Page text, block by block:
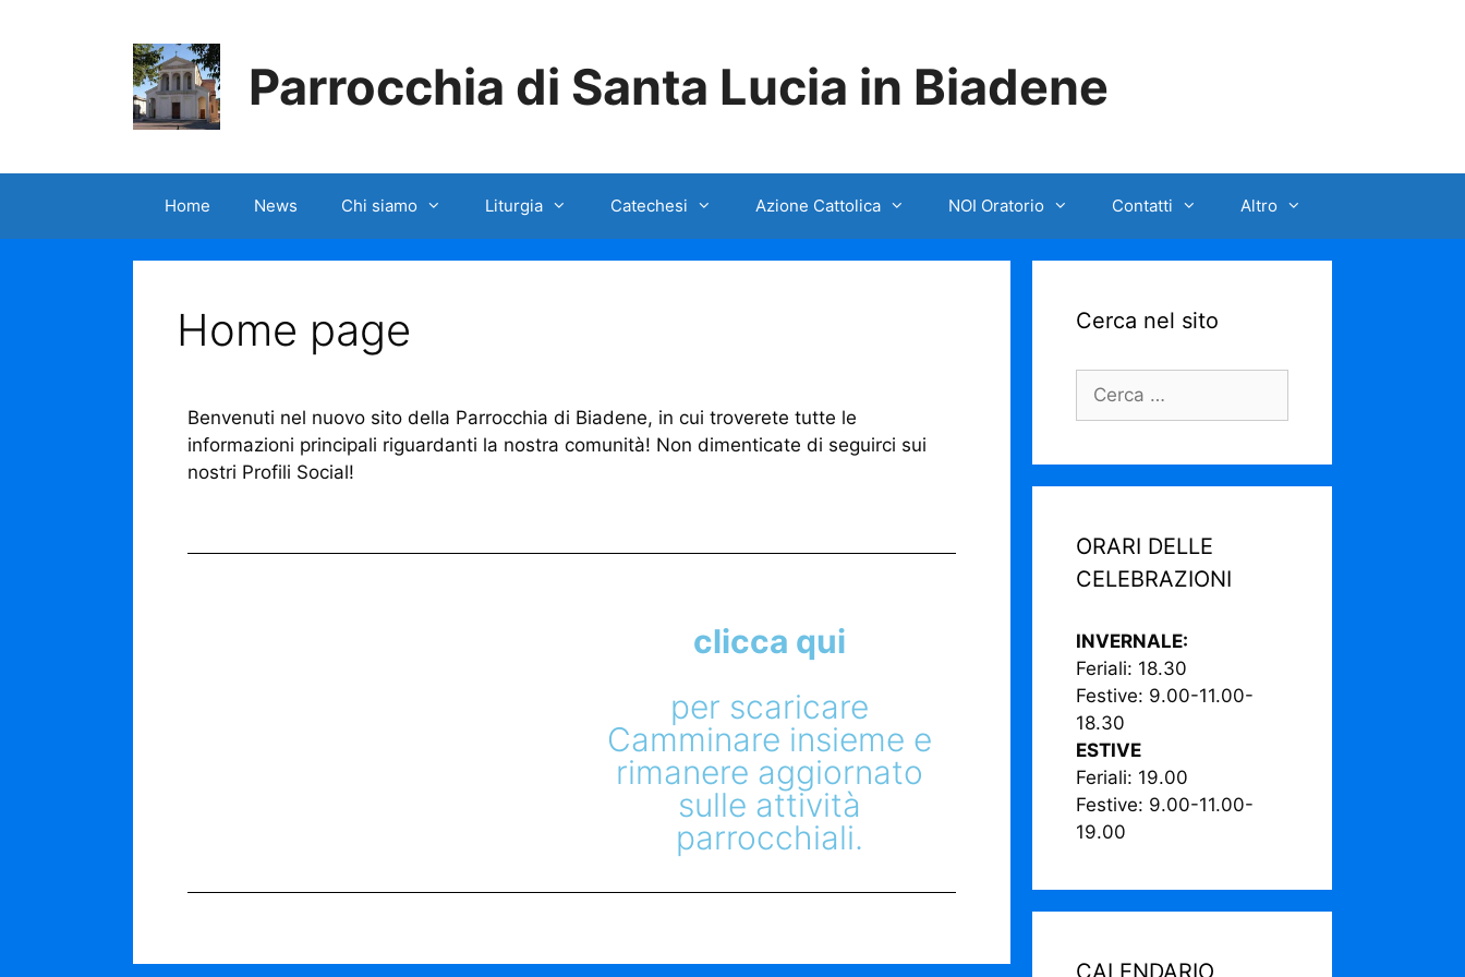
Parrocchia di Santa Lucia in Biadene
Home News Chi siamo Liturgia Catechesi Azione Cattolica NOI Oratorio Contatti Altro
Home page
Benvenuti nel nuovo sito della Parrocchia di Biadene, in cui troverete tutte le
informazioni principali riguardanti la nostra comunità! Non dimenticate di seguirci sui
nostri Profili Social!
clicca qui
per scaricare
Camminare insieme e
rimanere aggiornato
sulle attività
parrocchiali.
Cerca nel sito
ORARI DELLE
CELEBRAZIONI
INVERNALE:
Feriali: 18.30
Festive: 9.00-11.00-
18.30
ESTIVE
Feriali: 19.00
Festive: 9.00-11.00-
19.00
CALENDARIO